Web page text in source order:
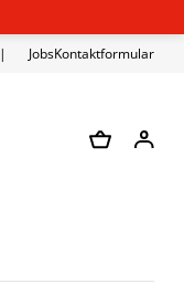
JobsKontaktformular